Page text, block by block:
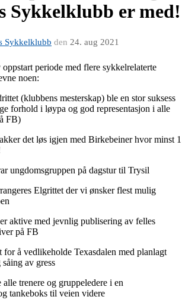
Sykkelklubb er med!
Sykkelklubb den 24. aug 2021
periode med flere sykkelrelaterte
noen:
(klubbens mesterskap) ble en stor suksess
forhold i løypa og god representasjon i alle
FB)
det løs igjen med Birkebeiner hvor minst
ungdomsgruppen på dagstur til Trysil
Elgrittet der vi ønsker flest mulig
aktive med jevnlig publisering av felles
på FB
å vedlikeholde Texasdalen med planlagt
av gress
alle trenere og gruppeledere i en
tankeboks til veien videre